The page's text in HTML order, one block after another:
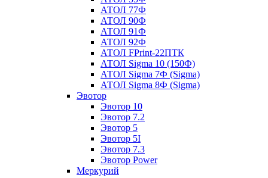
АТОЛ 77Ф
АТОЛ 90Ф
АТОЛ 91Ф
АТОЛ 92Ф
АТОЛ FPrint-22ПТК
АТОЛ Sigma 10 (150Ф)
АТОЛ Sigma 7Ф (Sigma)
АТОЛ Sigma 8Ф (Sigma)
Эвотор
Эвотор 10
Эвотор 7.2
Эвотор 5
Эвотор 5I
Эвотор 7.3
Эвотор Power
Меркурий